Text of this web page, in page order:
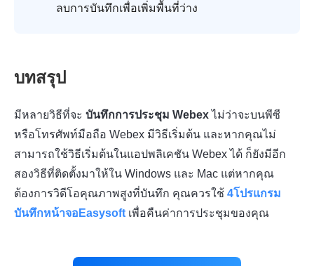
ลบการบันทึกเพื่อเพิ่มพื้นที่ว่าง
บทสรุป
มีหลายวิธีที่จะ บันทึกการประชุม Webex ไม่ว่าจะบนพีซี
หรือโทรศัพท์มือถือ Webex มีวิธีเริ่มต้น และหากคุณไม่
สามารถใช้วิธีเริ่มต้นในแอปพลิเคชัน Webex ได้ ก็ยังมีอีก
สองวิธีที่ติดตั้งมาให้ใน Windows และ Mac แต่หากคุณ
ต้องการวิดีโอคุณภาพสูงที่บันทึก คุณควรใช้ 4โปรแกรม
บันทึกหน้าจอEasysoft เพื่อคืนค่าการประชุมของคุณ